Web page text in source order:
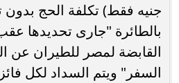
جنيه فقط) تكلفة الحج بدون
بالطائرة "جارى تحديدها
القابضة لمصر للطيران عن
السفر" ويتم السداد لكل